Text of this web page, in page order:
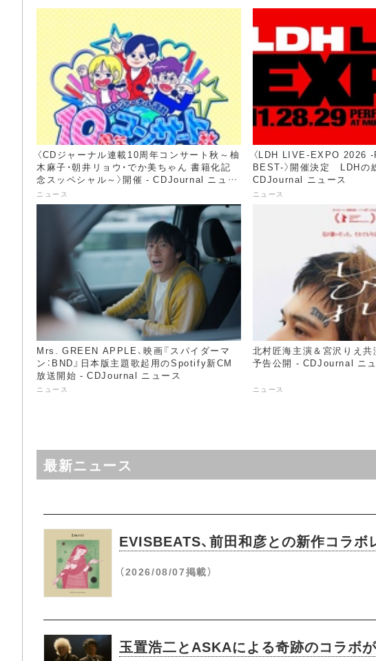
〈CDジャーナル連載10周年コンサート秋～柚
木麻子・朝井リョウ・でか美ちゃん 書籍化記
念スッペシャル～〉開催 - CDJournal ニュー
ス
ニュース
〈LDH LIVE-EXPO 2026
BEST-〉開催決定 LDHの
CDJournal ニュース
ニュース
Mrs. GREEN APPLE、映画『スパイダーマ
ン：BND』日本版主題歌起用のSpotify新CM
放送開始 - CDJournal ニュース
ニュース
北村匠海主演＆宮沢りえ共
予告公開 - CDJournal ニ
ニュース
最新ニュース
EVISBEATS、前田和彦との新作コラ
（2026/08/07掲載）
玉置浩二とASKAによる奇跡のコラボ